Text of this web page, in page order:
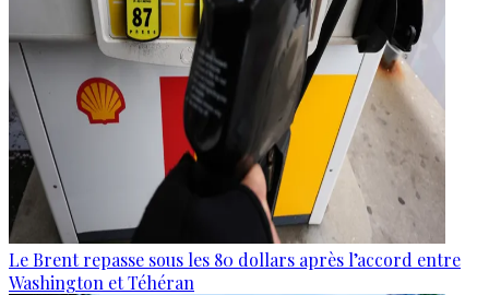
Le Brent repasse sous les 80 dollars après l’accord entre
Washington et Téhéran